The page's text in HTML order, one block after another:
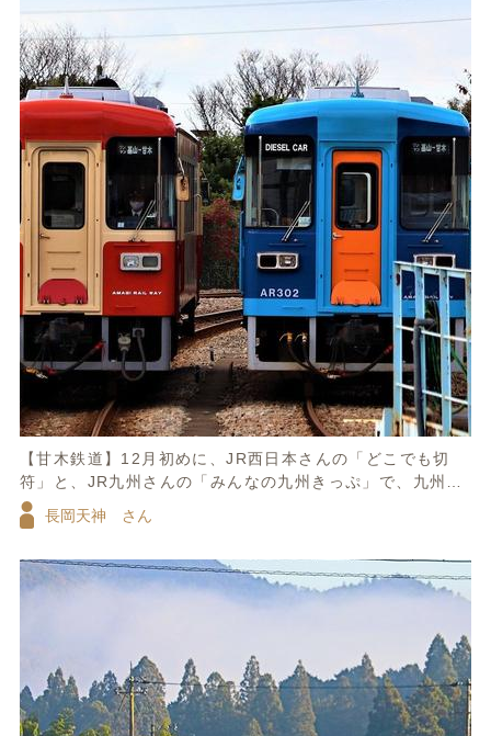
【甘木鉄道】12月初めに、JR西日本さんの「どこでも切
符」と、JR九州さんの「みんなの九州きっぷ」で、九州北
部を回りました。週末2日間だけでスケジュールは欲張って
しまったので、駆け足訪問。定年したらじっくりと訪ねて
長岡天神 さん